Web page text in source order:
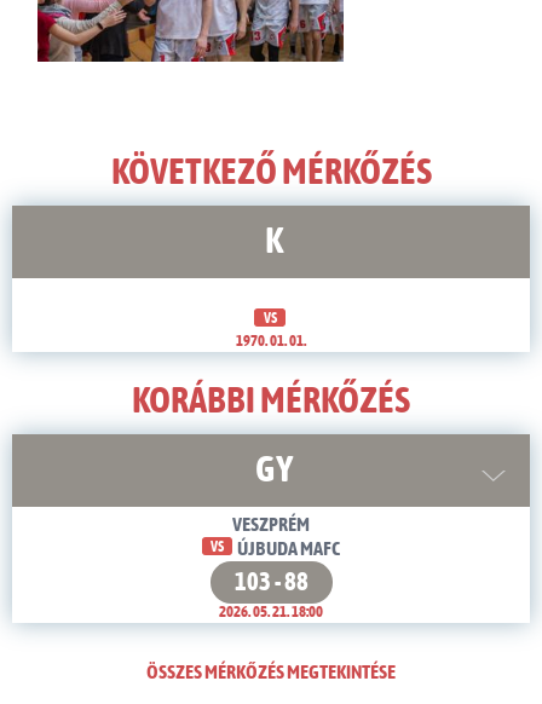
KÖVETKEZŐ MÉRKŐZÉS
K
VS
1970. 01. 01.
KORÁBBI MÉRKŐZÉS
GY
VESZPRÉM
VS ÚJBUDA MAFC
103 - 88
2026. 05. 21. 18:00
ÖSSZES MÉRKŐZÉS MEGTEKINTÉSE